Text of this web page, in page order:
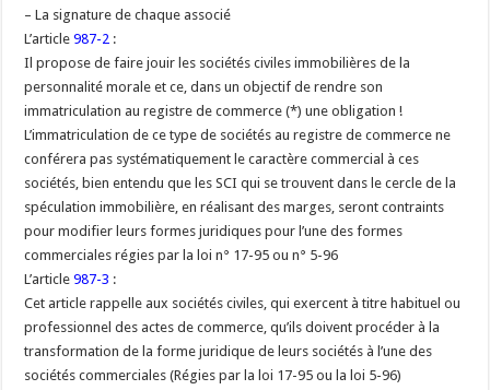
– La signature de chaque associé
L’article987-2 :
Il propose de faire jouir les sociétés civiles immobilières de la
personnalité morale et ce, dans un objectif de rendre son
immatriculation au registre de commerce (*) une obligation !
L’immatriculation de ce type de sociétés au registre de commerce ne
conférera pas systématiquement le caractère commercial à ces
sociétés, bien entendu que les SCI qui se trouvent dans le cercle de la
spéculation immobilière, en réalisant des marges, seront contraints
pour modifier leurs formes juridiques pour l’une des formes
commerciales régies par la loi n° 17-95 ou n° 5-96
L’article987-3 :
Cet article rappelle aux sociétés civiles, qui exercent à titre habituel ou
professionnel des actes de commerce, qu’ils doivent procéder à la
transformation de la forme juridique de leurs sociétés à l’une des
sociétés commerciales (Régies par la loi 17-95 ou la loi 5-96)